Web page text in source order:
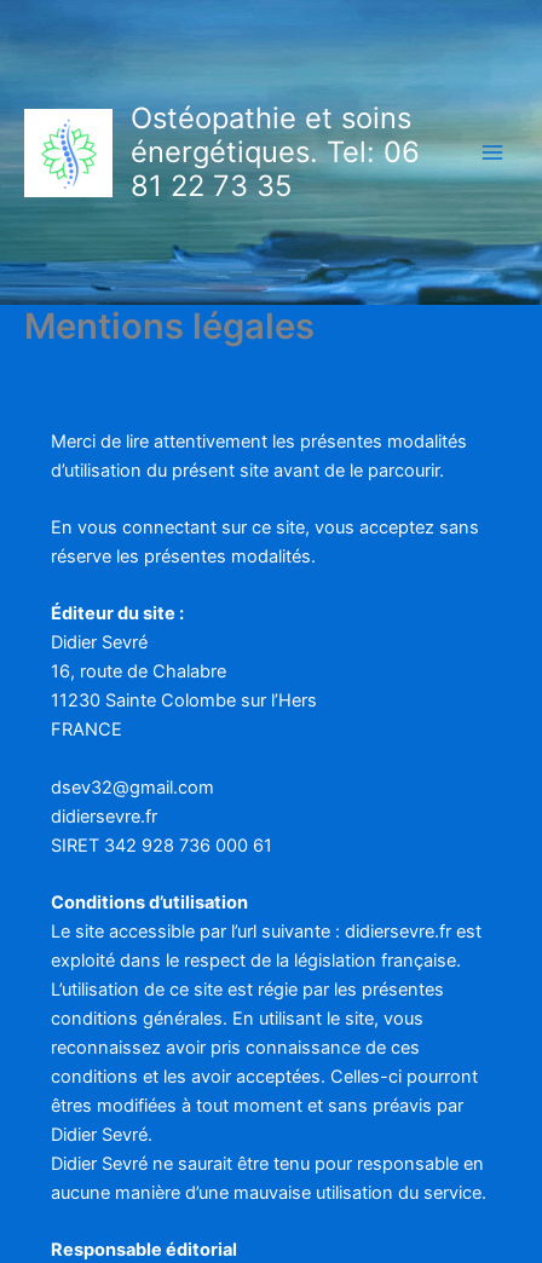
au
Ostéopathie et soins
énergétiques. Tel: 06
81 22 73 35
Mentions légales
Merci de lire attentivement les présentes modalités
d’utilisation du présent site avant de le parcourir.
En vous connectant sur ce site, vous acceptez sans
réserve les présentes modalités.
Éditeur du site :
Didier Sevré
16, route de Chalabre
11230 Sainte Colombe sur l’Hers
FRANCE
dsev32@gmail.com
didiersevre.fr
SIRET 342 928 736 000 61
Conditions d’utilisation
Le site accessible par l’url suivante : didiersevre.fr est
exploité dans le respect de la législation française.
L’utilisation de ce site est régie par les présentes
conditions générales. En utilisant le site, vous
reconnaissez avoir pris connaissance de ces
conditions et les avoir acceptées. Celles-ci pourront
êtres modifiées à tout moment et sans préavis par
Didier Sevré.
Didier Sevré ne saurait être tenu pour responsable en
aucune manière d’une mauvaise utilisation du service.
Responsable éditorial